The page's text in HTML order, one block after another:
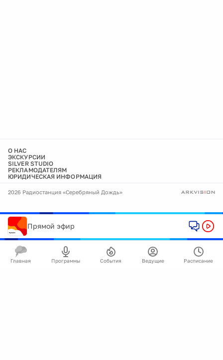
О НАС
ЭКСКУРСИИ
SILVER STUDIO
РЕКЛАМОДАТЕЛЯМ
ЮРИДИЧЕСКАЯ ИНФОРМАЦИЯ
2026 Радиостанция «Серебряный Дождь»
Прямой эфир
Главная Программы События Ведущие Расписание